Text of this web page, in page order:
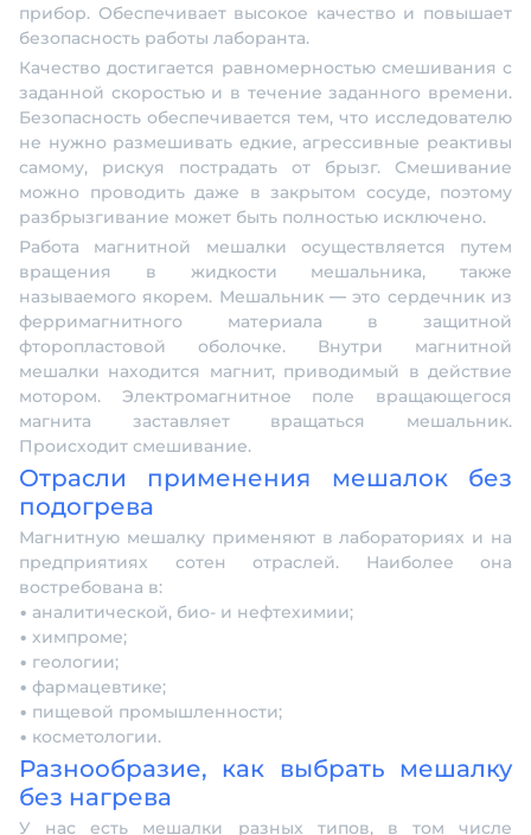
прибор. Обеспечивает высокое качество и повышает
безопасность работы лаборанта.
Качество достигается равномерностью смешивания с
заданной скоростью и в течение заданного времени.
Безопасность обеспечивается тем, что исследователю
не нужно размешивать едкие, агрессивные реактивы
самому, рискуя пострадать от брызг. Смешивание
можно проводить даже в закрытом сосуде, поэтому
разбрызгивание может быть полностью исключено.
Работа магнитной мешалки осуществляется путем
вращения в жидкости мешальника, также
называемого якорем. Мешальник — это сердечник из
ферримагнитного материала в защитной
фторопластовой оболочке. Внутри магнитной
мешалки находится магнит, приводимый в действие
мотором. Электромагнитное поле вращающегося
магнита заставляет вращаться мешальник.
Происходит смешивание.
Отрасли применения мешалок без
подогрева
Магнитную мешалку применяют в лабораториях и на
предприятиях сотен отраслей. Наиболее она
востребована в:
• аналитической, био- и нефтехимии;
• химпроме;
• геологии;
• фармацевтике;
• пищевой промышленности;
• косметологии.
Разнообразие, как выбрать мешалку
без нагрева
У нас есть мешалки разных типов, в том числе